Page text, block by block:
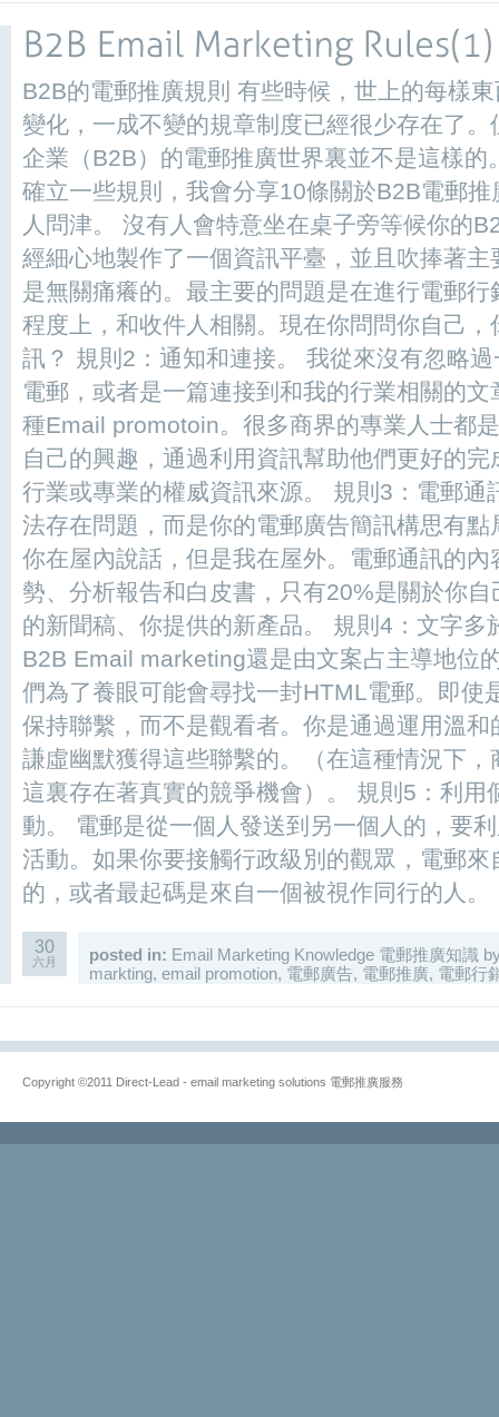
B2B的電郵推廣規則 有些時候，世上的每樣
變化，一成不變的規章制度已經很少存在了
企業（B2B）的電郵推廣世界裏並不是這樣的
確立一些規則，我會分享10條關於B2B電郵
人問津。 沒有人會特意坐在桌子旁等候你的
經細心地製作了一個資訊平臺，並且吹捧著
是無關痛癢的。最主要的問題是在進行電郵
程度上，和收件人相關。現在你問問你自己
訊？ 規則2：通知和連接。 我從來沒有忽略
電郵，或者是一篇連接到和我的行業相關的
種Email promotoin。很多商界的專業人士都
自己的興趣，通過利用資訊幫助他們更好的
行業或專業的權威資訊來源。 規則3：電郵通
法存在問題，而是你的電郵廣告簡訊構思有
你在屋內說話，但是我在屋外。電郵通訊的
勢、分析報告和白皮書，只有20%是關於你
的新聞稿、你提供的新產品。 規則4：文字多
B2B Email marketing還是由文案占主導地位
們為了養眼可能會尋找一封HTML電郵。即使
保持聯繫，而不是觀看者。你是通過運用溫
謙虛幽默獲得這些聯繫的。（在這種情況下
這裏存在著真實的競爭機會）。 規則5：利用
動。 電郵是從一個人發送到另一個人的，要
活動。如果你要接觸行政級別的觀眾，電郵
的，或者最起碼是來自一個被視作同行的人
30
六月 posted in: Email Marketing Knowledge 電郵推廣知識
markting, email promotion, 電郵廣告, 電郵推廣, 電郵行
Copyright ©2011 Direct-Lead - email marketing solutions 電郵推廣服務